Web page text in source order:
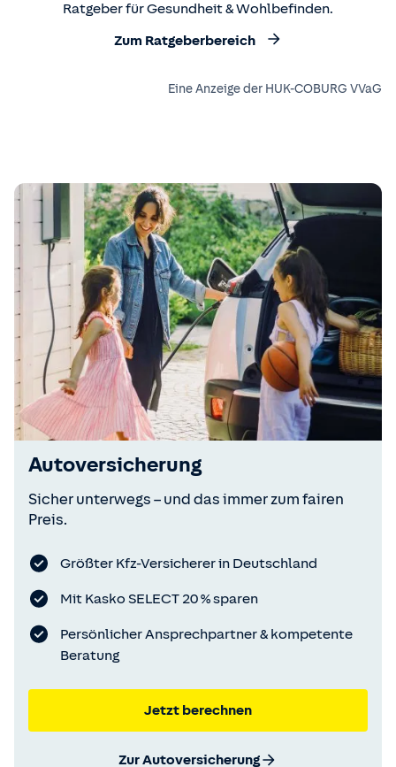
Ratgeber für Gesundheit & Wohlbefinden.
Zum Ratgeberbereich
Eine Anzeige der HUK-COBURG VVaG
Autoversicherung
Sicher unterwegs – und das immer zum fairen
Preis.
Größter Kfz-Versicherer in Deutschland
Mit Kasko SELECT 20 % sparen
Persönlicher Ansprechpartner & kompetente
Beratung
Jetzt berechnen
Zur Autoversicherung